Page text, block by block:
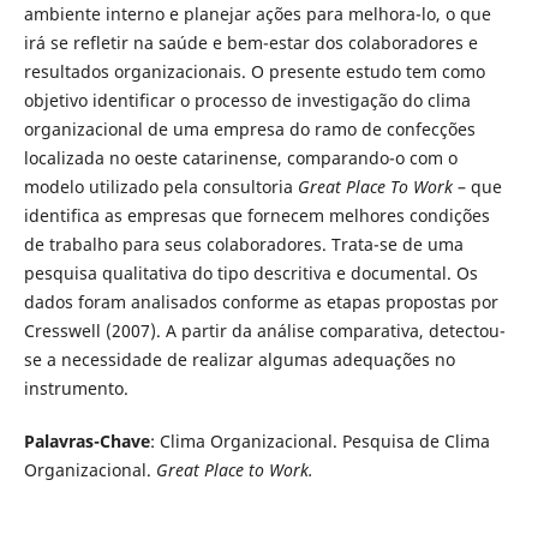
ambiente interno e planejar ações para melhora-lo, o que
irá se refletir na saúde e bem-estar dos colaboradores e
resultados organizacionais. O presente estudo tem como
objetivo identificar o processo de investigação do clima
organizacional de uma empresa do ramo de confecções
localizada no oeste catarinense, comparando-o com o
modelo utilizado pela consultoria Great Place To Work– que
identifica as empresas que fornecem melhores condições
de trabalho para seus colaboradores. Trata-se de uma
pesquisa qualitativa do tipo descritiva e documental. Os
dados foram analisados conforme as etapas propostas por
Cresswell (2007). A partir da análise comparativa, detectou-
se a necessidade de realizar algumas adequações no
instrumento.
Palavras-Chave: Clima Organizacional. Pesquisa de Clima
Organizacional. Great Place to Work.